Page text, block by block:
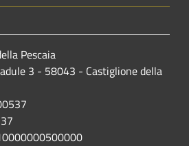
Pescaia
3 - 58043 - Castiglione della